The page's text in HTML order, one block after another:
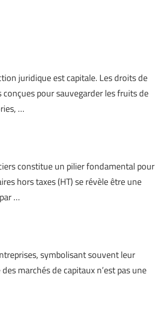
juridique est capitale. Les droits de
pour sauvegarder les fruits de
…
constitue un pilier fondamental pour
hors taxes (HT) se révèle être une
…
symbolisant souvent leur
marchés de capitaux n’est pas une